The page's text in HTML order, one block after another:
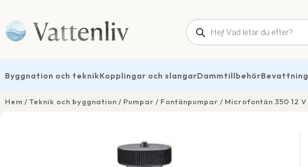
Produktsökning
Byggnation och teknikKopplingar och slangarDammtillbehörBevattning
Hem Teknik och byggnation Pumpar Fontänpumpar Microfontän 350 12 V